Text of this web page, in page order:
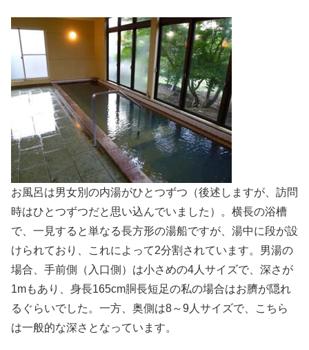
お風呂は男女別の内湯がひとつずつ（後述しますが、訪問
時はひとつずつだと思い込んでいました）。横長の浴槽
で、一見すると単なる長方形の湯船ですが、湯中に段が設
けられており、これによって2分割されています。男湯の
場合、手前側（入口側）は小さめの4人サイズで、深さが
1mもあり、身長165cm胴長短足の私の場合はお臍が隠れ
るぐらいでした。一方、奥側は8～9人サイズで、こちら
は一般的な深さとなっています。